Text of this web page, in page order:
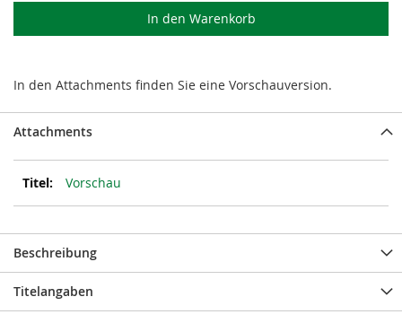
In den Warenkorb
In den Attachments finden Sie eine Vorschauversion.
Attachments
Vorschau
Beschreibung
Titelangaben